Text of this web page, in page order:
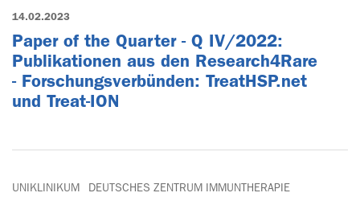
14.02.2023
Paper of the Quarter - Q IV/2022:
Publikationen aus den Research4Rare
- Forschungsverbünden: TreatHSP.net
und Treat-ION
UNIKLINIKUM
DEUTSCHES ZENTRUM IMMUNTHERAPIE